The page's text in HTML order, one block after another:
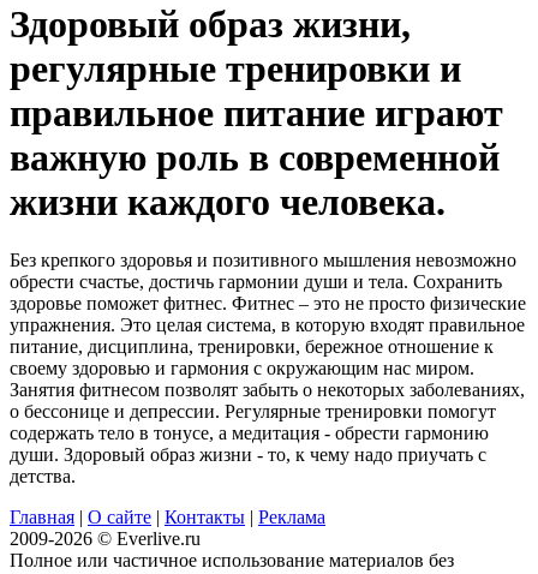
Здоровый образ жизни,
регулярные тренировки и
правильное питание играют
важную роль в современной
жизни каждого человека.
Без крепкого здоровья и позитивного мышления невозможно
обрести счастье, достичь гармонии души и тела. Сохранить
здоровье поможет фитнес. Фитнес – это не просто физические
упражнения. Это целая система, в которую входят правильное
питание, дисциплина, тренировки, бережное отношение к
своему здоровью и гармония с окружающим нас миром.
Занятия фитнесом позволят забыть о некоторых заболеваниях,
о бессонице и депрессии. Регулярные тренировки помогут
содержать тело в тонусе, а медитация - обрести гармонию
души. Здоровый образ жизни - то, к чему надо приучать с
детства.
Главная | О сайте | Контакты | Реклама
2009-2026 © Everlive.ru
Полное или частичное использование материалов без